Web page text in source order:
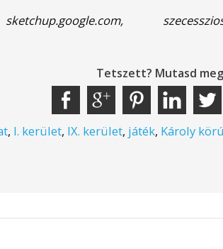
Tetszett? Mutasd
, I. kerület, IX. kerület, játék, Károly